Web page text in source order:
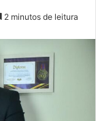
2 minutos de leitura